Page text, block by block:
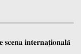
𝐢𝐧𝐭𝐞𝐫𝐧𝐚𝐭̗𝐢𝐨𝐧𝐚𝐥𝐚̆